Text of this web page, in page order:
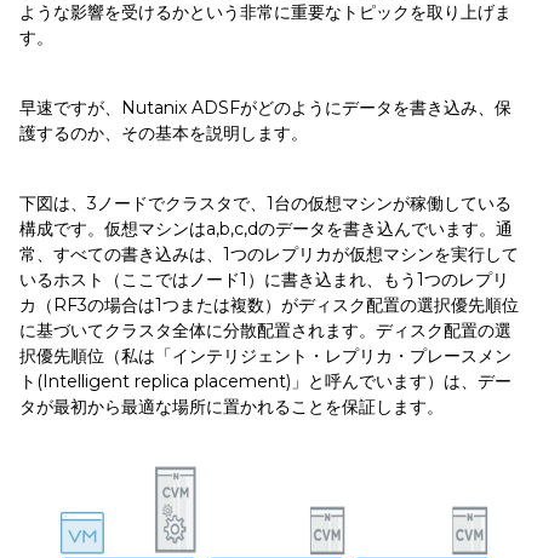
ような影響を受けるかという非常に重要なトピックを取り上げま
す。
早速ですが、Nutanix ADSFがどのようにデータを書き込み、保
護するのか、その基本を説明します。
下図は、3ノードでクラスタで、1台の仮想マシンが稼働している
構成です。仮想マシンはa,b,c,dのデータを書き込んでいます。通
常、すべての書き込みは、1つのレプリカが仮想マシンを実行して
いるホスト（ここではノード1）に書き込まれ、もう1つのレプリ
カ（RF3の場合は1つまたは複数）がディスク配置の選択優先順位
に基づいてクラスタ全体に分散配置されます。ディスク配置の選
択優先順位（私は「インテリジェント・レプリカ・プレースメン
ト(Intelligent replica placement)」と呼んでいます）は、デー
タが最初から最適な場所に置かれることを保証します。